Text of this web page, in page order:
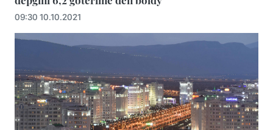
09:30 10.10.2021